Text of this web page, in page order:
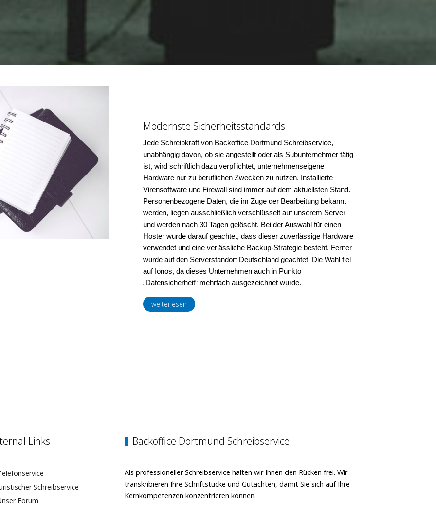
Modernste Sicherheitsstandards
Jede Schreibkraft von Backoffice Dortmund Schreibservice,
unabhängig davon, ob sie angestellt oder als Subunternehmer tätig
ist, wird schriftlich dazu verpflichtet, unternehmenseigene
Hardware nur zu beruflichen Zwecken zu nutzen. Installierte
Virensoftware und Firewall sind immer auf dem aktuellsten Stand.
Personenbezogene Daten, die im Zuge der Bearbeitung bekannt
werden, liegen ausschließlich verschlüsselt auf unserem Server
und werden nach 30 Tagen gelöscht. Bei der Auswahl für einen
Hoster wurde darauf geachtet, dass dieser zuverlässige Hardware
verwendet und eine verlässliche Backup-Strategie besteht. Ferner
wurde auf den Serverstandort Deutschland geachtet. Die Wahl fiel
auf Ionos, da dieses Unternehmen auch in Punkto
„Datensicherheit“ mehrfach ausgezeichnet wurde.
weiterlesen
Links
Schreibservice
Forum
Backoffice Dortmund Schreibservice
Als professioneller Schreibservice halten wir Ihnen den Rücken frei. Wir
transkribieren Ihre Schriftstücke und Gutachten, damit Sie sich auf Ihre
Kernkompetenzen konzentrieren können.